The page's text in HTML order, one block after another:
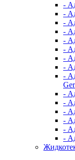
-
-
-
-
-
-
-
-
-
-
-
-
-
-
-